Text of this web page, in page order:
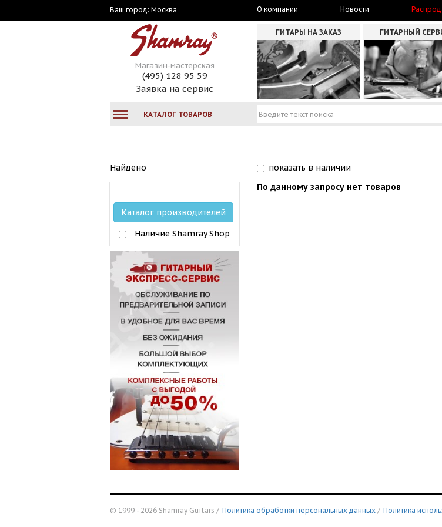
Ваш город: Москва О компании Новости
Магазин-мастерская
(495) 128 95 59
Заявка на сервис
ГИТАРЫ НА ЗАКАЗ ГИТАРНЫЙ
КАТАЛОГ ТОВАРОВ
Найдено показать в наличии
Каталог производителей
Наличие Shamray Shop
По данному запросу нет товаров
© 1999 - 2026 Shamray Guitars / Политика обработки персональных данных / Политика